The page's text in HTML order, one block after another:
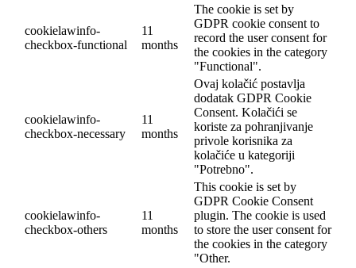
cookielawinfo-
checkbox-functional
11
months
The cookie is set by
GDPR cookie consent to
record the user consent for
the cookies in the category
"Functional".
cookielawinfo-
checkbox-necessary
11
months
Ovaj kolačić postavlja
dodatak GDPR Cookie
Consent. Kolačići se
koriste za pohranjivanje
privole korisnika za
kolačiće u kategoriji
"Potrebno".
cookielawinfo-
checkbox-others
11
months
This cookie is set by
GDPR Cookie Consent
plugin. The cookie is used
to store the user consent for
the cookies in the category
"Other.